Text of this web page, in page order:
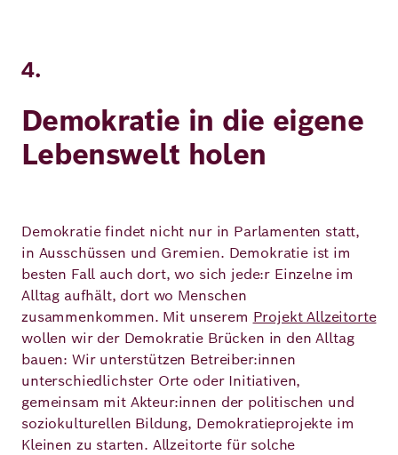
4.
Demokratie in die eigene
Lebenswelt holen
Demokratie findet nicht nur in Parlamenten statt,
in Ausschüssen und Gremien. Demokratie ist im
besten Fall auch dort, wo sich jede:r Einzelne im
Alltag aufhält, dort wo Menschen
zusammenkommen. Mit unserem Projekt Allzeitorte
wollen wir der Demokratie Brücken in den Alltag
bauen: Wir unterstützen Betreiber:innen
unterschiedlichster Orte oder Initiativen,
gemeinsam mit Akteur:innen der politischen und
soziokulturellen Bildung, Demokratieprojekte im
Kleinen zu starten. Allzeitorte für solche